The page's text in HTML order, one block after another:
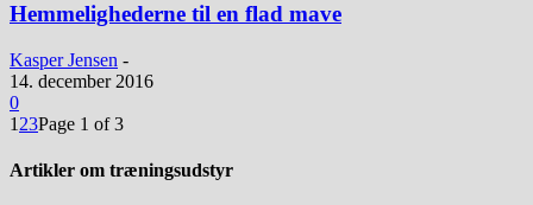
Hemmelighederne til en flad mave
Kasper Jensen -
14. december 2016
0
1 23Page 1 of 3
Artikler om træningsudstyr